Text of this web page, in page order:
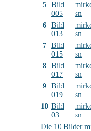
5 Bild
005
sn
6 Bild
013
sn
7 Bild
015
sn
8 Bild
017
sn
9 Bild
019
sn
10 Bild
03
sn
Die 10 Bilder